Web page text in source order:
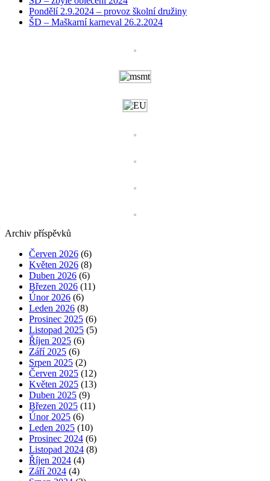
Pondělí 2.9.2024 – provoz školní družiny
ŠD – Maškarní karneval 26.2.2024
Archiv příspěvků
Červen 2026 (6)
Květen 2026 (8)
Duben 2026 (6)
Březen 2026 (11)
Únor 2026 (6)
Leden 2026 (8)
Prosinec 2025 (6)
Listopad 2025 (5)
Říjen 2025 (6)
Září 2025 (6)
Srpen 2025 (2)
Červen 2025 (12)
Květen 2025 (13)
Duben 2025 (9)
Březen 2025 (11)
Únor 2025 (6)
Leden 2025 (10)
Prosinec 2024 (6)
Listopad 2024 (8)
Říjen 2024 (4)
Září 2024 (4)